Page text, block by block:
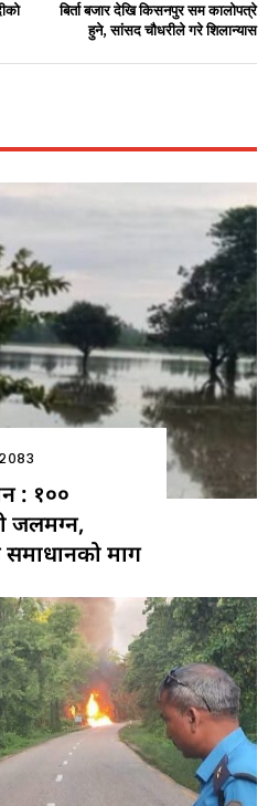
बिर्ता बजार देखि किसनपुर सम कालोपत्रे
हुने, सांसद चौधरीले गरे शिलान्यास
: १००
जलमग्न,
समाधानको माग